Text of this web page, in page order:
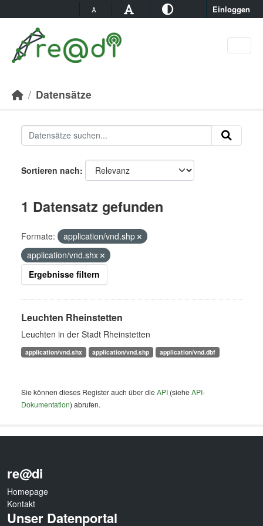
Einloggen
Datensätze
Sortieren nach
1 Datensatz gefunden
Formate:
application/vnd.shp
application/vnd.shx
Ergebnisse filtern
Leuchten Rheinstetten
Leuchten in der Stadt Rheinstetten
application/vnd.shx application/vnd.shp application/vnd.dbf
Sie können dieses Register auch über dieAPI (sieheAPI-
Dokumentation) abrufen.
re@di
Homepage
Kontakt
Unser Datenportal